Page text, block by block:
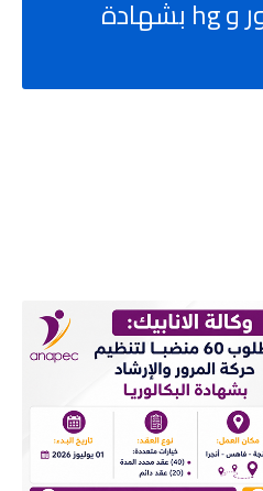
لتنظيم حركة المرور و hg بشهادة